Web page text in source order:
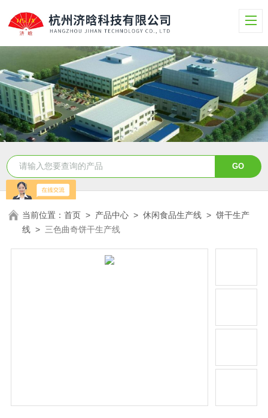
当前位置：首页 > 产品中心 >休闲食品生产线 >饼干生产
线 > 三色曲奇饼干生产线